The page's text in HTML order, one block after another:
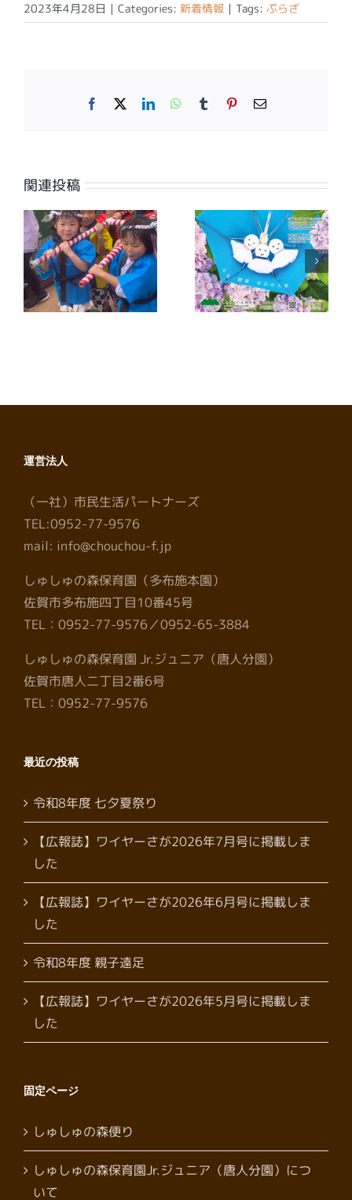
2023年4月28日 | Categories: 新着情報 | Tags: ぷらざ
Facebook LinkedInWhatsApp
Tumblr Pinterest
電
関連投稿
【広報誌】ワイ
ヤーさが2026
年7月号に掲載
しました
【広報誌】ワイ
ヤーさが2026
年6月号に掲載
しました
運営法人
（一社）市民生活パートナーズ
TEL:0952-77-9576
mail: info@chouchou-f.jp
しゅしゅの森保育園（多布施本園）
佐賀市多布施四丁目10番45号
TEL：0952-77-9576／0952-65-3884
しゅしゅの森保育園 Jr.ジュニア（唐人分園）
佐賀市唐人二丁目2番6号
TEL：0952-77-9576
最近の投稿
令和8年度 七夕夏祭り
【広報誌】ワイヤーさが2026年7月号に掲載しま
した
【広報誌】ワイヤーさが2026年6月号に掲載しま
した
令和8年度 親子遠足
【広報誌】ワイヤーさが2026年5月号に掲載しま
した
固定ページ
しゅしゅの森便り
しゅしゅの森保育園Jr.ジュニア（唐人分園）につ
いて